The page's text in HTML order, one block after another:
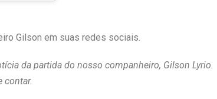
Gilson em suas redes sociais.
da partida do nosso companheiro, Gilson Lyrio.
contar.